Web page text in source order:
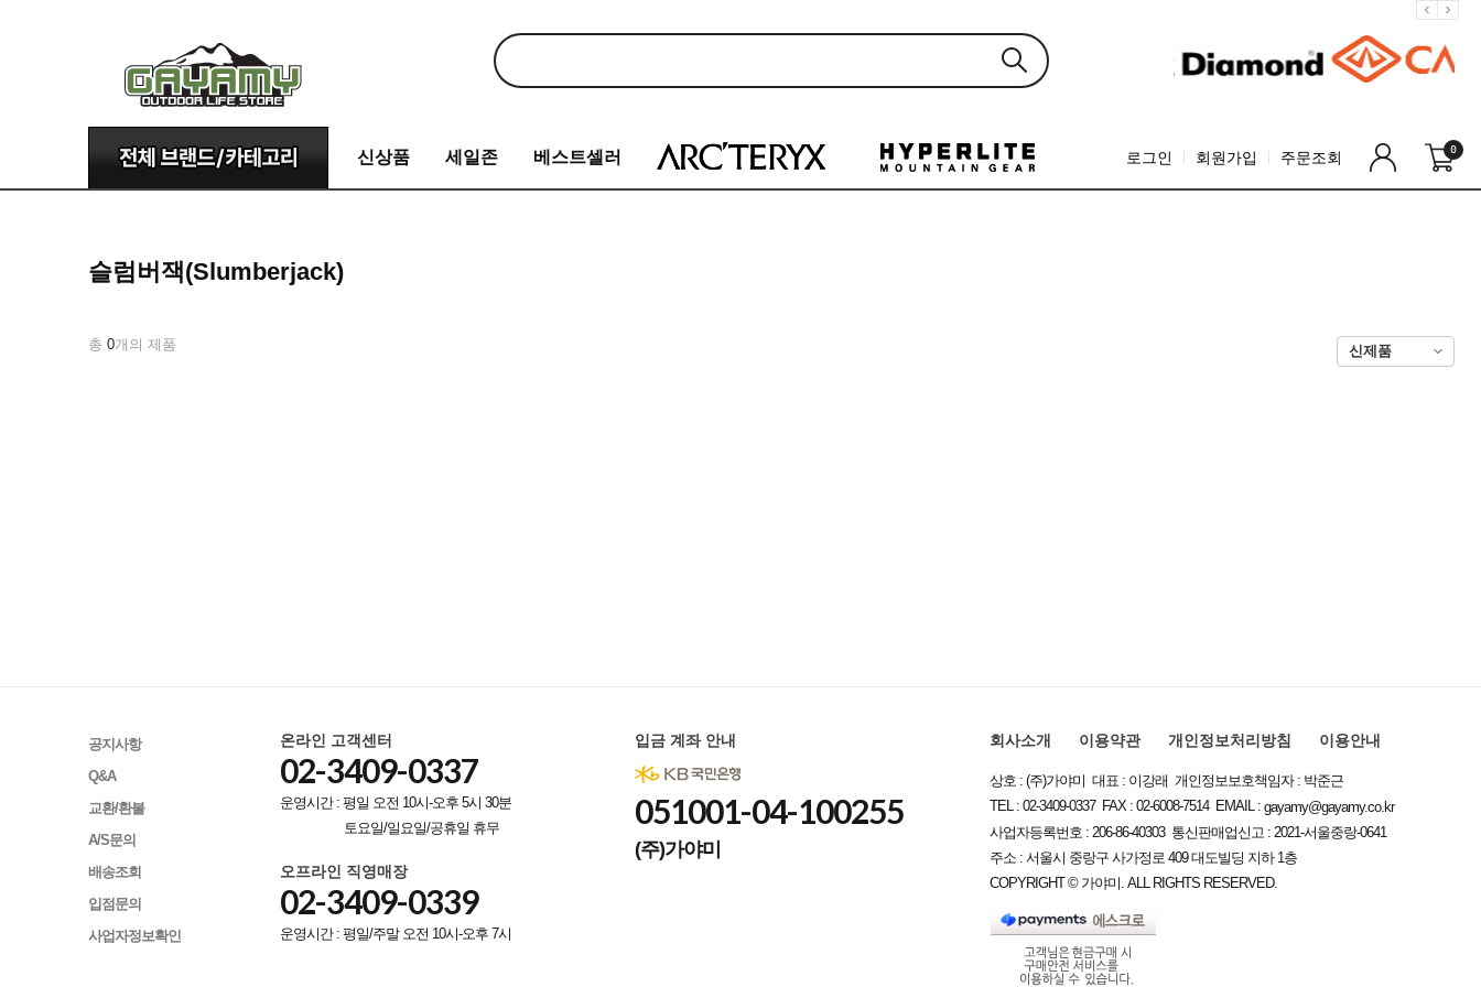
신상품 세일존 베스트셀러 로그인 회원가입 주문조회 0
슬럼버잭(Slumberjack)
총 0개의 제품
공지사항
Q&A
교환/환불
A/S문의
배송조회
입점문의
사업자정보확인
온라인 고객센터
02-3409-0337
운영시간 : 평일 오전 10시-오후 5시 30분
토요일/일요일/공휴일 휴무
오프라인 직영매장
02-3409-0339
운영시간 : 평일/주말 오전 10시-오후 7시
입금 계좌 안내
051001-04-100255
(주)가야미
회사소개 이용약관 개인정보처리방침 이용안내
상호 : (주)가야미 대표 : 이강래 개인정보보호책임자 : 박준근
TEL : 02-3409-0337 FAX : 02-6008-7514 EMAIL :gayamy@gayamy.co.kr
사업자등록번호 : 206-86-40303 통신판매업신고 : 2021-서울중랑-0641
주소 : 서울시 중랑구 사가정로 409 대도빌딩 지하 1층
COPYRIGHT © 가야미. ALL RIGHTS RESERVED.